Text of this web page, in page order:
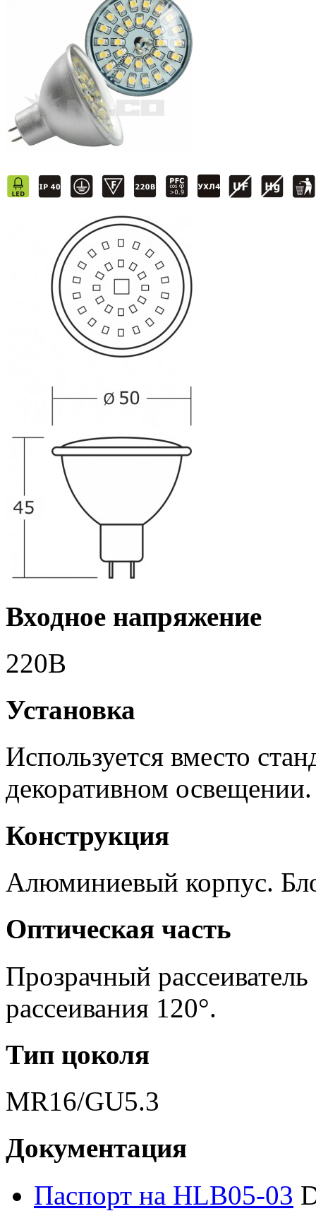
Входное напряжение
220В
Установка
Используется вместо
декоративном освещении.
Конструкция
Алюминиевый корпус.
Оптическая часть
Прозрачный
рассеивания 120°.
Тип цоколя
MR16/GU5.3
Документация
Паспорт на HLB05-03